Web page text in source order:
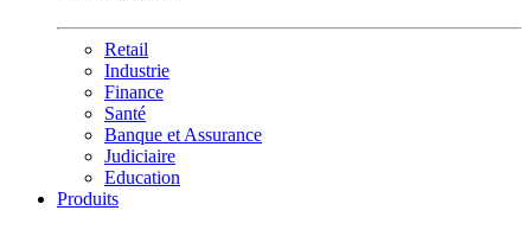
Retail
Industrie
Finance
Santé
Banque et Assurance
Judiciaire
Education
Produits